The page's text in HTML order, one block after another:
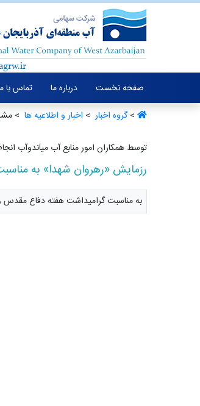
صفحه نخست درباره ما تماس با
>گروه اخبار ‏ > اخبار و اطلاعیه ها ‏ >
توسط همکاران امور منابع آب میاندوآب
رزمایش «رهروان شهدا» به
به مناسبت گرامیداشت هفته دفاع مقدس و